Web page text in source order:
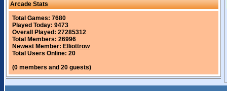
Arcade Stats
Total Games: 7680
Played Today: 9473
Overall Played: 27285312
Total Members: 26996
Newest Member: Elliottrow
Total Users Online: 20
(0 members and 20 guests)